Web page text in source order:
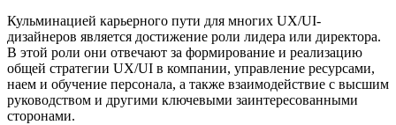
Кульминацией карьерного пути для многих UX/UI-
дизайнеров является достижение роли лидера или директора.
В этой роли они отвечают за формирование и реализацию
общей стратегии UX/UI в компании, управление ресурсами,
наем и обучение персонала, а также взаимодействие с высшим
руководством и другими ключевыми заинтересованными
сторонами.